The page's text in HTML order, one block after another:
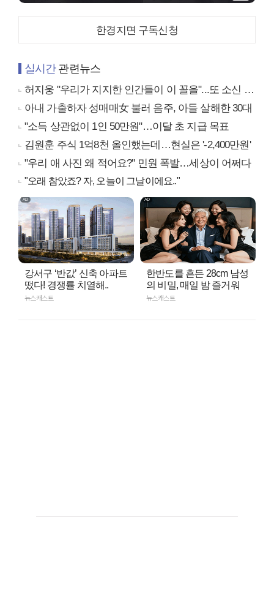
한경지면 구독신청
실시간관련뉴스
허지웅 "우리가 지지한 인간들이 이 꼴을"...또 소신 발언
아내 가출하자 성매매女 불러 음주, 아들 살해한 30대
"소득 상관없이 1인 50만원"…이달 초 지급 목표
김원훈 주식 1억8천 올인했는데…현실은 '-2,400만원'
"우리 애 사진 왜 적어요?" 민원 폭발…세상이 어쩌다
"오래 참았죠? 자, 오늘이 그날이에요.."
강서구 ‘반값’ 신축 아파트
떴다! 경쟁률 치열해..
뉴스캐스트
한반도를 흔든 28cm 남성
의 비밀, 매일 밤 즐거워
뉴스캐스트